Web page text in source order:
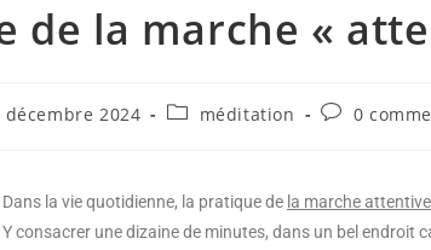
de la marche «
décembre 2024 méditation 0
Dans la vie quotidienne, la pratique de la marche attentive
Y consacrer une dizaine de minutes, dans un bel endroit